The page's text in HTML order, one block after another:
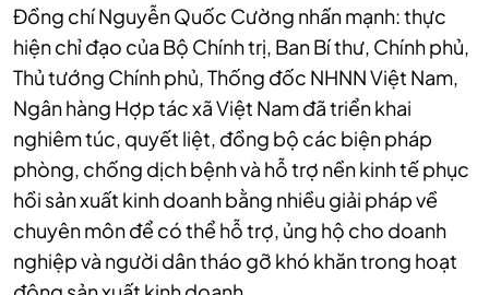
Đồng chí Nguyễn Quốc Cường nhấn mạnh: thực
hiện chỉ đạo của Bộ Chính trị, Ban Bí thư, Chính phủ,
Thủ tướng Chính phủ, Thống đốc NHNN Việt Nam,
Ngân hàng Hợp tác xã Việt Nam đã triển khai
nghiêm túc, quyết liệt, đồng bộ các biện pháp
phòng, chống dịch bệnh và hỗ trợ nền kinh tế phục
hồi sản xuất kinh doanh bằng nhiều giải pháp về
chuyên môn để có thể hỗ trợ, ủng hộ cho doanh
nghiệp và người dân tháo gỡ khó khăn trong hoạt